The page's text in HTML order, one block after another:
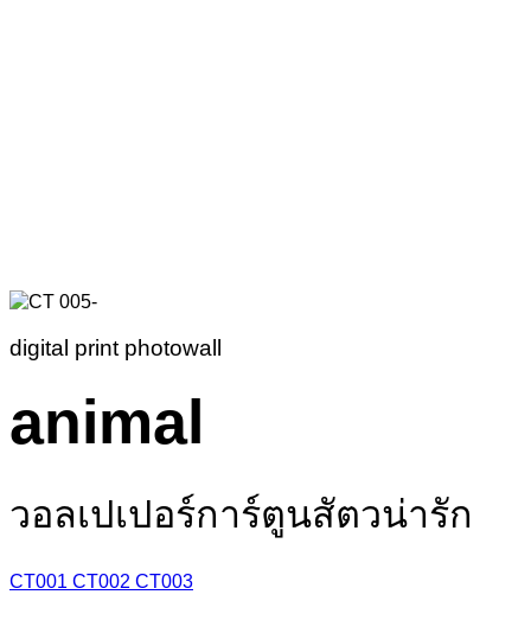
digital print photowall
animal
วอลเปเปอร์การ์ตูนสัตวน่ารัก
CT001 CT002 CT003